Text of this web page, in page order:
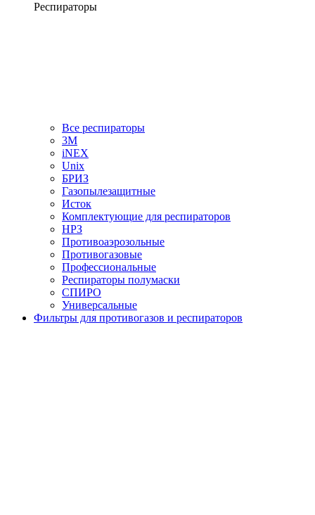
Респираторы
Все респираторы
3М
iNEX
Unix
БРИЗ
Газопылезащитные
Исток
Комплектующие для респираторов
НРЗ
Противоаэрозольные
Противогазовые
Профессиональные
Респираторы полумаски
СПИРО
Универсальные
Фильтры для противогазов и респираторов